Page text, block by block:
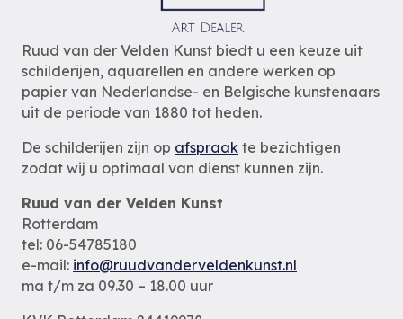
Ruud van der Velden Kunst biedt u een keuze uit
schilderijen, aquarellen en andere werken op
papier van Nederlandse- en Belgische kunstenaars
uit de periode van 1880 tot heden.
De schilderijen zijn op afspraak te bezichtigen
zodat wij u optimaal van dienst kunnen zijn.
Ruud van der Velden Kunst
Rotterdam
tel: 06-54785180
e-mail: info@ruudvanderveldenkunst.nl
ma t/m za 09.30 – 18.00 uur